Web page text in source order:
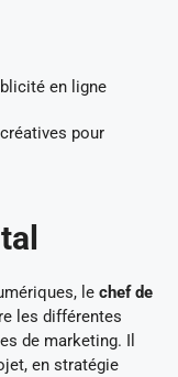
en ligne
pour
le chef de
les différentes
de marketing. Il
en stratégie